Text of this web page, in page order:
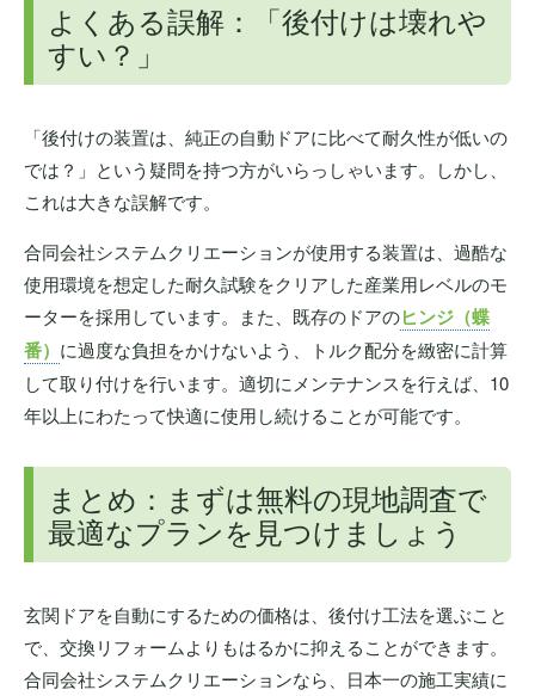
よくある誤解：「後付けは壊れや
すい？」
「後付けの装置は、純正の自動ドアに比べて耐久性が低いの
では？」という疑問を持つ方がいらっしゃいます。しかし、
これは大きな誤解です。
合同会社システムクリエーションが使用する装置は、過酷な
使用環境を想定した耐久試験をクリアした産業用レベルのモ
ーターを採用しています。また、既存のドアのヒンジ（蝶
番） に過度な負担をかけないよう、トルク配分を緻密に計算
して取り付けを行います。適切にメンテナンスを行えば、10
年以上にわたって快適に使用し続けることが可能です。
まとめ：まずは無料の現地調査で
最適なプランを見つけましょう
玄関ドアを自動にするための価格は、後付け工法を選ぶこと
で、交換リフォームよりもはるかに抑えることができます。
合同会社システムクリエーションなら、日本一の施工実績に